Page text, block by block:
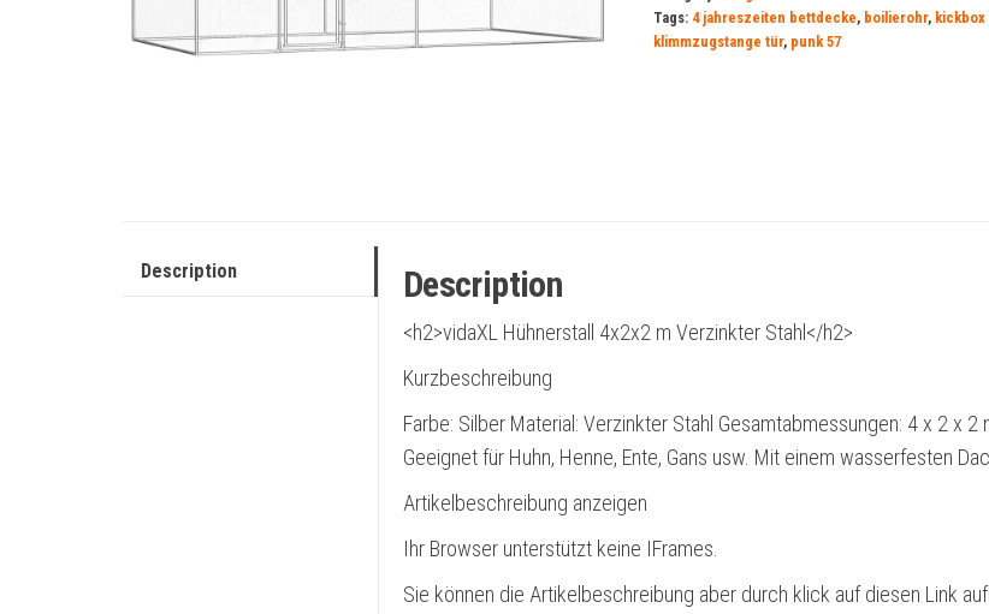
Tags: 4 jahreszeiten bettdecke, boilierohr, kickbox
klimmzugstange tür, punk 57
Description Description
<h2>vidaXL Hühnerstall 4x2x2 m Verzinkter Stahl</h2>
Kurzbeschreibung
Farbe: Silber Material: Verzinkter Stahl Gesamtabmessungen: 4 x 2 x 2
Geeignet für Huhn, Henne, Ente, Gans usw. Mit einem wasserfesten
Artikelbeschreibung anzeigen
Ihr Browser unterstützt keine IFrames.
Sie können die Artikelbeschreibung aber durch klick auf diesen Link